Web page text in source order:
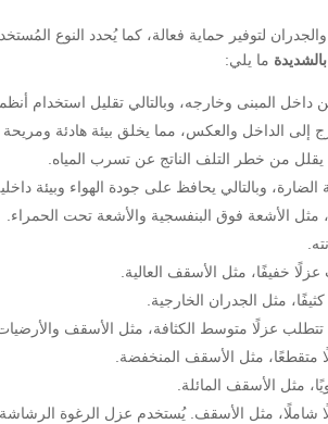
لتوفير حماية فعالة، كما يُحدد النوع
ما يلي:
المبنى وخارجه، وبالتالي تقليل استخدام أنظمة
الداخل والعكس، مما يخلق بيئة هادئة
من خطر التلف الناتج عن تسرب المياه.
وبالتالي يحافظ على جودة الهواء وبيئة
الأشعة فوق البنفسجية والأشعة تحت الحمراء.
خفيفًا، مثل الأسقف العالية.
مثل الجدران الخارجية.
عزلًا متوسط ​​الكثافة، مثل الأسقف
متقطعًا، مثل الأسقف المنخفضة.
مثل الأسقف المائلة.
شاملًا، مثل الأسقف. يُستخدم عزل الرغوة